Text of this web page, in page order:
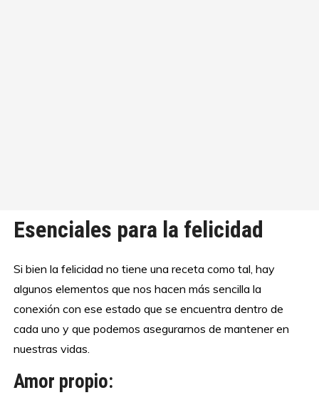
Esenciales para la felicidad
Si bien la felicidad no tiene una receta como tal, hay
algunos elementos que nos hacen más sencilla la
conexión con ese estado que se encuentra dentro de
cada uno y que podemos asegurarnos de mantener en
nuestras vidas.
Amor propio: